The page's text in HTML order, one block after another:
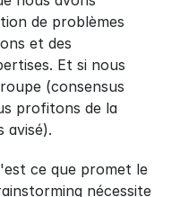
de problèmes
et des
Et si nous
(consensus
profitons de la
avisé).
ce que promet le
nécessite